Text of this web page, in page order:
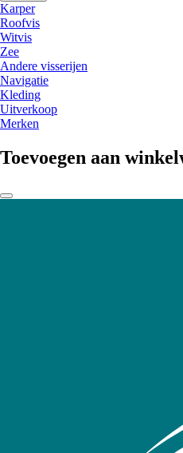
Karper
Roofvis
Witvis
Zee
Andere visserijen
Navigatie
Kleding
Uitverkoop
Merken
Toevoegen aan